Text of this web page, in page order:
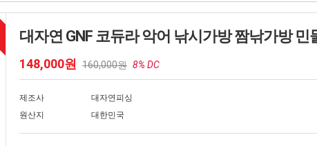
6 is
대자연 GNF 코듀라 악어 낚시가방 짬낚가방 민
148,000원 160,000원 8% DC
제조사
대자연피싱
원산지
대한민국